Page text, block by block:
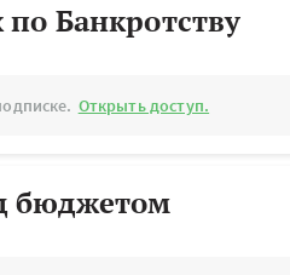
Банкротству
Открыть доступ.
бюджетом